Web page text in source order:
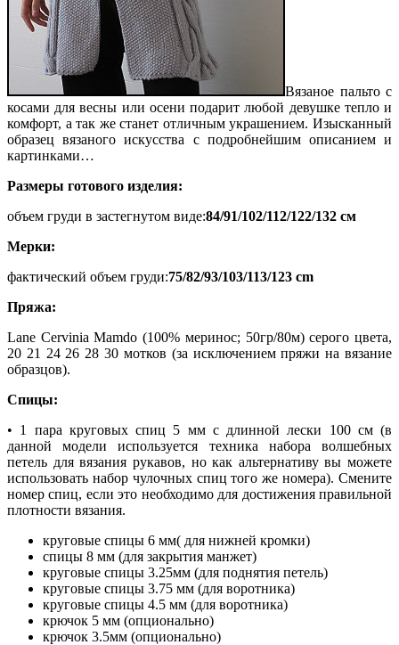
Вязаное пальто с
косами для весны или осени подарит любой девушке тепло и
комфорт, а так же станет отличным украшением. Изысканный
образец вязаного искусства с подробнейшим описанием и
картинками…
Размеры готового изделия:
объем груди в застегнутом виде:84/91/102/112/122/132 см
Мерки:
фактический объем груди:75/82/93/103/113/123 сm
Пряжа:
Lane Cervinia Mamdo (100% меринос; 50гр/80м) серого цвета,
20 21 24 26 28 30 мотков (за исключением пряжи на вязание
образцов).
Спицы:
• 1 пара круговых спиц 5 мм с длинной лески 100 см (в
данной модели используется техника набора волшебных
петель для вязания рукавов, но как альтернативу вы можете
использовать набор чулочных спиц того же номера). Смените
номер спиц, если это необходимо для достижения правильной
плотности вязания.
круговые спицы 6 мм( для нижней кромки)
спицы 8 мм (для закрытия манжет)
круговые спицы 3.25мм (для поднятия петель)
круговые спицы 3.75 мм (для воротника)
круговые спицы 4.5 мм (для воротника)
крючок 5 мм (опционально)
крючок 3.5мм (опционально)